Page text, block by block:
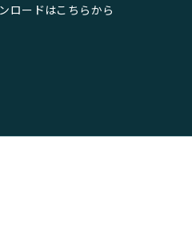
ロードはこちらから